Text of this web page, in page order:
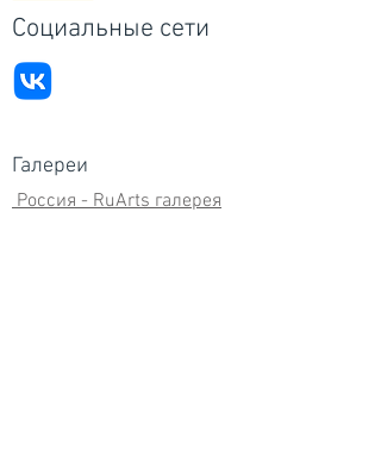
Социальные сети
Галереи
Россия - RuArts галерея